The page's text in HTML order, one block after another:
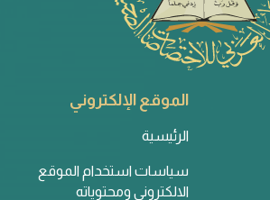
الموقع الإلكتروني
الرئيسية
سياسات استخدام الموقع
الالكتروني ومحتوياته